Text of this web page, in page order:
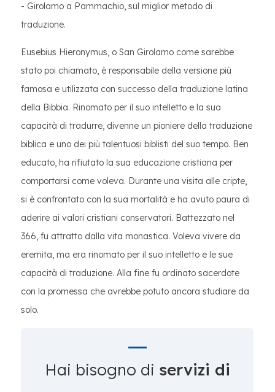
- Girolamo a Pammachio, sul miglior metodo di
traduzione.
Eusebius Hieronymus, o San Girolamo come sarebbe
stato poi chiamato, è responsabile della versione più
famosa e utilizzata con successo della traduzione latina
della Bibbia. Rinomato per il suo intelletto e la sua
capacità di tradurre, divenne un pioniere della traduzione
biblica e uno dei più talentuosi biblisti del suo tempo. Ben
educato, ha rifiutato la sua educazione cristiana per
comportarsi come voleva. Durante una visita alle cripte,
si è confrontato con la sua mortalità e ha avuto paura di
aderire ai valori cristiani conservatori. Battezzato nel
366, fu attratto dalla vita monastica. Voleva vivere da
eremita, ma era rinomato per il suo intelletto e le sue
capacità di traduzione. Alla fine fu ordinato sacerdote
con la promessa che avrebbe potuto ancora studiare da
solo.
Hai bisogno di servizi di